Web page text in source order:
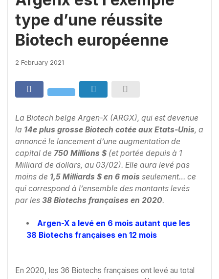
type d’une réussite
Biotech européenne
2 February 2021
La Biotech belge Argen-X (ARGX), qui est devenue
la 14e plus grosse Biotech cotée aux Etats-Unis, a
annoncé le lancement d’une augmentation de
capital de 750 Millions $ (et portée depuis à 1
Milliard de dollars, au 03/02). Elle aura levé pas
moins de 1,5 Milliards $ en 6 mois seulement… ce
qui correspond à l’ensemble des montants levés
par les 38 Biotechs françaises en 2020.
Argen-X a levé en 6 mois autant que les
38 Biotechs françaises en 12 mois
En 2020, les 36 Biotechs françaises ont levé au total